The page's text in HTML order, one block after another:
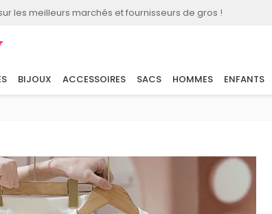
les meilleurs marchés et fournisseurs de gros !
BIJOUX ACCESSOIRES SACS HOMMES ENFANTS